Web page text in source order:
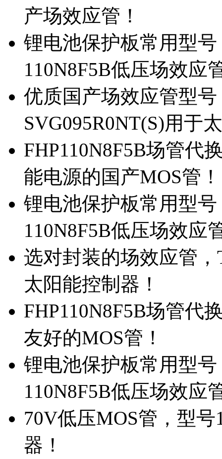
产场效应管！
锂电池保护板常用型号
110N8F5B低压场效应
优质国产场效应管型
SVG095R0NT(S)用于
FHP110N8F5B场管代
能电源的国产MOS管！
锂电池保护板常用型
110N8F5B低压场效应
选对封装的场效应管
太阳能控制器！
FHP110N8F5B场管代
友好的MOS管！
锂电池保护板常用型
110N8F5B低压场效应
70V低压MOS管，型
器！